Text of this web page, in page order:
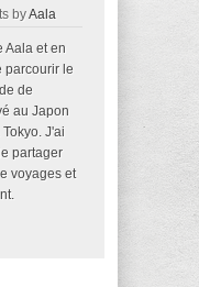
byAala
Aala et en
parcourir le
de
au Japon
J'ai
partager
voyages et